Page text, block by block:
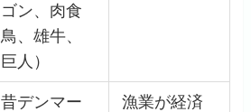
ゴン、肉食
鳥、雄牛、
巨人）
昔デンマー
漁業が経済